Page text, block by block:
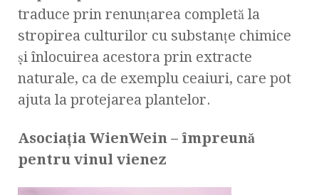
traduce prin renunţarea completă la
stropirea culturilor cu substanţe chimice
şi înlocuirea acestora prin extracte
naturale, ca de exemplu ceaiuri, care pot
ajuta la protejarea plantelor.
Asociaţia WienWein – împreună
pentru vinul vienez